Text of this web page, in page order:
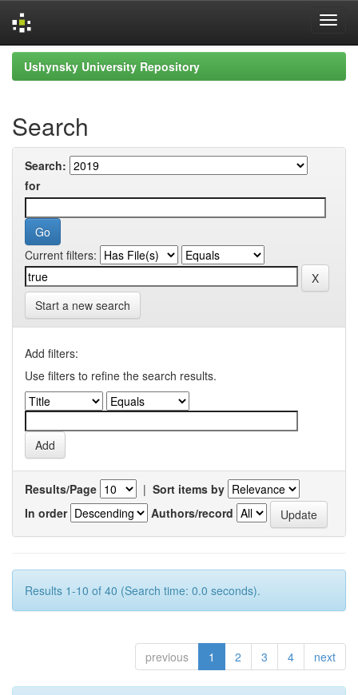
Skip
navigation
Ushynsky University Repository
Search
Search:
for
Current filters:
Start a new search
Add filters:
Use filters to refine the search results.
Results/Page | Sort items by
In order
Authors/record
Results 1-10 of 40 (Search time: 0.0 seconds).
previous 1 2 3 4 next